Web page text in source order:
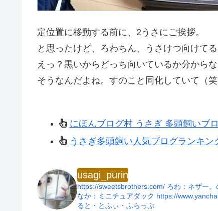
定位置に移動する前に、2うさにご挨拶。
と思ったけど、ろわちん、うさけつ向けてる
えっ？黒いからどっち向いているか分から
そうなんだよね。すのこと同化していて（笑
にほんブログ村 うさぎ 多頭飼いブ
うさぎ多頭飼い人気ブログランキン
usagi_purin
https://sweetsbrothers.com/ ろわ：ネザー
なか：ミニチュアダック https://
ると・とふぃ・ふらっぷ